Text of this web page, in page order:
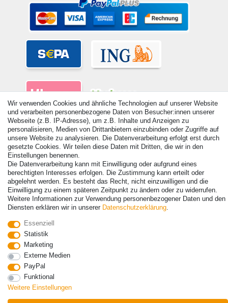
© Copyright 2026 | Alle Rechte vorbehalten. - Alle Rechte vorbehalten.
Preisangaben inkl. gesetzl. 19% MwSt. | Grundpreise siehe Artikeldetail | *Gilt für
Lieferungen nach Deutschland!
Vertrag widerrufen Kontakt
Wir verwenden Cookies und ähnliche Technologien auf unserer Website
und verarbeiten personenbezogene Daten von Besucher:innen unserer
Webseite (z.B. IP-Adresse), um z.B. Inhalte und Anzeigen zu
personalisieren, Medien von Drittanbietern einzubinden oder Zugriffe auf
unsere Website zu analysieren. Die Datenverarbeitung erfolgt erst durch
gesetzte Cookies. Wir teilen diese Daten mit Dritten, die wir in den
Einstellungen benennen.
Die Datenverarbeitung kann mit Einwilligung oder aufgrund eines
berechtigten Interesses erfolgen. Die Zustimmung kann erteilt oder
abgelehnt werden. Es besteht das Recht, nicht einzuwilligen und die
Einwilligung zu einem späteren Zeitpunkt zu ändern oder zu widerrufen.
Weitere Informationen zur Verwendung personenbezogener Daten und den
Diensten erklären wir in unserer Daten­schutz­erklärung.
Essenziell
Statistik
Marketing
Externe Medien
PayPal
Funktional
Weitere Einstellungen